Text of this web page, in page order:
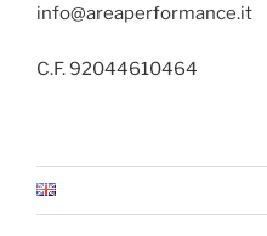
info@areaperformance.it
C.F. 92044610464